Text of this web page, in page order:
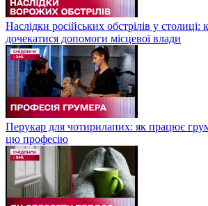
Наслідки російських обстрілів у
дочекатися допомоги місцевої влади
Перукар для чотирилапих: як працює
цю професію